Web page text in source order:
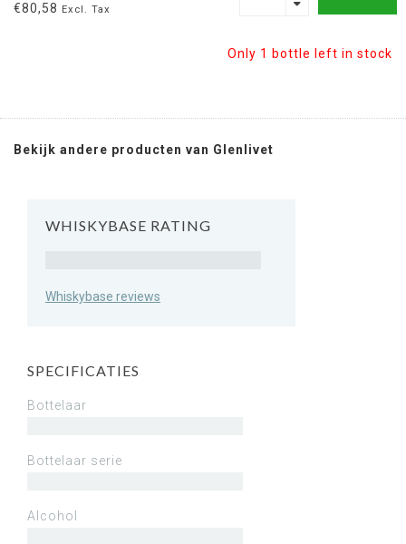
€80,58 Excl. Tax
Only 1 bottle left in stock
Bekijk andere producten van Glenlivet
WHISKYBASE RATING
Whiskybase reviews
SPECIFICATIES
Bottelaar
Bottelaar serie
Alcohol